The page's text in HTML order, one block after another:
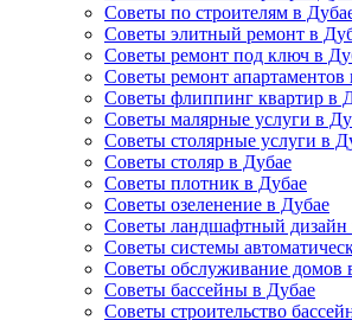
Советы по строителям в
Советы элитный ремонт в
Советы ремонт под ключ в
Советы ремонт апартаментов
Советы флиппинг квартир в
Советы малярные услуги в
Советы столярные услуги в
Советы столяр в Дубае
Советы плотник в Дубае
Советы озеленение в Дубае
Советы ландшафтный дизайн
Советы системы
Советы обслуживание домов
Советы бассейны в Дубае
Советы строительство